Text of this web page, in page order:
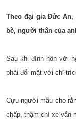
Theo đại gia Đức An,
bè, người thân của
Sau khi đính hôn với
phải đối mặt với chỉ
Cựu người mẫu cho
chấp, thậm chí xe vẫn